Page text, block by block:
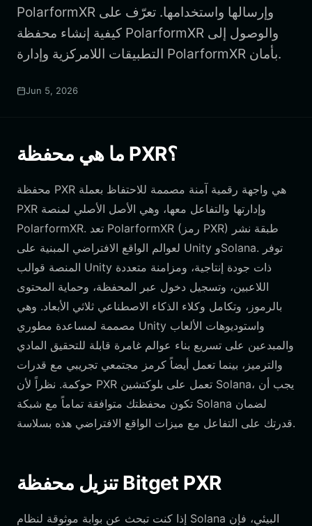
हिन्दी
Español
Português (Brasil)
PolarformXR وإرسالها واستخدامها. تعرّف على
كيفية إنشاء محفظة PolarformXR والوصول إلى
التطبيقات اللامركزية وإدارة PolarformXR بأمان.
Jun 5, 2026
ما هي محفظة PXR؟
محفظة PXR هي واجهة رقمية آمنة مصممة للاحتفاظ بعملة
PXR وإدارتها والتفاعل معها، وهي الأصل الأصلي لمنصة
PolarformXR. تعد PolarformXR (رمز PXR) طبقة نشر
لعوالم الواقع الافتراضي المبنية على Unity وSolana. توفر
المنصة قوالب Unity ذات جودة إنتاجية، ومزامنة متعددة
اللاعبين، وتسجيل دخول عبر المحفظة، وحماية المحتوى
بالرموز، وتكامل وكلاء الذكاء الاصطناعي ثلاثي الأبعاد. وهي
مصممة لمساعدة مطوري Unity واستوديوهات الألعاب
والمبدعين على تسريع بناء عوالم غامرة قابلة للتحقيق المادي
والترميز، بينما تعمل أيضاً كرمز مجتمعي تجريبي مع قدرات
حوكمة. نظراً لأن PXR تعمل على بلوكتشين Solana، يجب أن
تكون محفظتك متوافقة تماماً مع شبكة Solana لضمان
قدرتك على التفاعل مع ميزات الواقع الافتراضي هذه بسلاسة.
تنزيل محفظة Bitget PXR
إذا كنت تبحث عن بوابة موثوقة لنظام Solana البيئي، فإن